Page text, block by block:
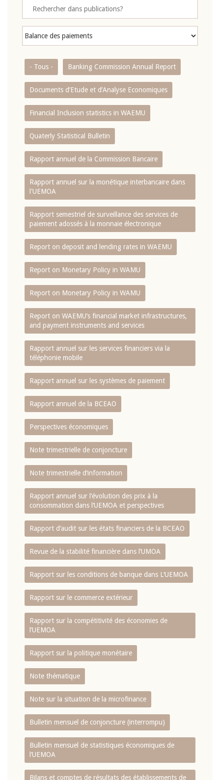
- Tous - Banking Commission Annual Report
Documents d’Etude et d’Analyse Economiques
Financial Inclusion statistics in WAEMU
Quaterly Statistical Bulletin
Rapport annuel de la Commission Bancaire
Rapport annuel sur la monétique interbancaire dans
l'UEMOA
Rapport semestriel de surveillance des services de
paiement adossés à la monnaie électronique
Report on deposit and lending rates in WAEMU
Report on Monetary Policy in WAMU
Report on Monetary Policy in WAMU
Report on WAEMU’s financial market infrastructures,
and payment instruments and services
Rapport annuel sur les services financiers via la
téléphonie mobile
Rapport annuel sur les systèmes de paiement
Rapport annuel de la BCEAO
Perspectives économiques
Note trimestrielle de conjoncture
Note trimestrielle d‘information
Rapport annuel sur l‘évolution des prix à la
consommation dans l‘UEMOA et perspectives
Rapport d‘audit sur les états financiers de la BCEAO
Revue de la stabilité financière dans l‘UMOA
Rapport sur les conditions de banque dans L‘UEMOA
Rapport sur le commerce extérieur
Rapport sur la compétitivité des économies de
l‘UEMOA
Rapport sur la politique monétaire
Note thématique
Note sur la situation de la microfinance
Bulletin mensuel de conjoncture (interrompu)
Bulletin mensuel de statistiques économiques de
l‘UEMOA
Bilans et comptes de résultats des établissements de